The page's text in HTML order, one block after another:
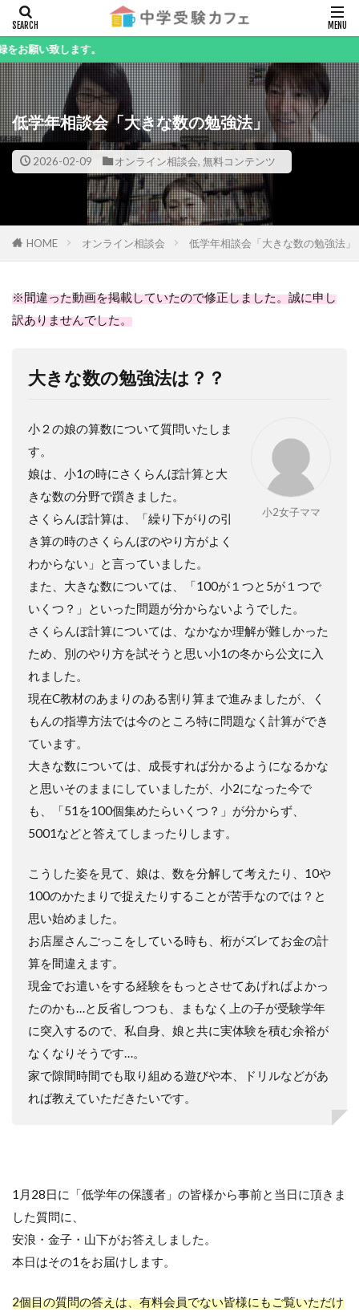
す。
低学年相談会「大きな数の勉強法」
2026-02-09 オンライン相談会, 無料コンテンツ
HOME オンライン相談会 低学年相談会「大きな数の勉強法」
※間違った動画を掲載していたので修正しました。誠に申し
訳ありませんでした。
大きな数の勉強法は？？
小2女子ママ
小２の娘の算数について質問いたしま
す。
娘は、小1の時にさくらんぼ計算と大
きな数の分野で躓きました。
さくらんぼ計算は、「繰り下がりの引
き算の時のさくらんぼのやり方がよく
わからない」と言っていました。
また、大きな数については、「100が１つと5が１つで
いくつ？」といった問題が分からないようでした。
さくらんぼ計算については、なかなか理解が難しかった
ため、別のやり方を試そうと思い小1の冬から公文に入
れました。
現在C教材のあまりのある割り算まで進みましたが、く
もんの指導方法では今のところ特に問題なく計算ができ
ています。
大きな数については、成長すれば分かるようになるかな
と思いそのままにしていましたが、小2になった今で
も、「51を100個集めたらいくつ？」が分からず、
5001などと答えてしまったりします。
こうした姿を見て、娘は、数を分解して考えたり、10や
100のかたまりで捉えたりすることが苦手なのでは？と
思い始めました。
お店屋さんごっこをしている時も、桁がズレてお金の計
算を間違えます。
現金でお遣いをする経験をもっとさせてあげればよかっ
たのかも…と反省しつつも、まもなく上の子が受験学年
に突入するので、私自身、娘と共に実体験を積む余裕が
なくなりそうです…。
家で隙間時間でも取り組める遊びや本、ドリルなどがあ
れば教えていただきたいです。
1月28日に「低学年の保護者」の皆様から事前と当日に頂きま
した質問に、
安浪・金子・山下がお答えしました。
本日はその1をお届けします。
2個目の質問の答えは、有料会員でない皆様にもご覧いただけ
キーワード
カテゴリー
検索